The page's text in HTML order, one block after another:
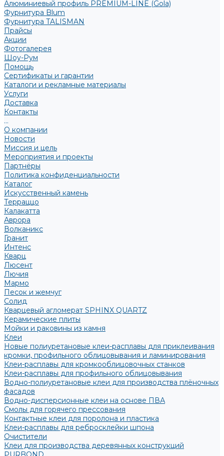
Алюминиевый профиль PREMIUM-LINE (Gola)
Фурнитура Blum
Фурнитура TALISMAN
Прайсы
Акции
Фотогалерея
Шоу-Рум
Помощь
Сертификаты и гарантии
Каталоги и рекламные материалы
Услуги
Доставка
Контакты
...
О компании
Новости
Миссия и цель
Мероприятия и проекты
Партнёры
Политика конфиденциальности
Каталог
Искусственный камень
Терраццо
Калакатта
Аврора
Волканикс
Гранит
Интенс
Кварц
Люсент
Лючия
Мармо
Песок и жемчуг
Солид
Кварцевый агломерат SPHINX QUARTZ
Керамические плиты
Мойки и раковины из камня
Клеи
Новые полиуретановые клеи-расплавы для приклеивания
кромки, профильного облицовывания и ламинирования
Клеи-расплавы для кромкооблицовочных станков
Клеи-расплавы для профильного облицовывания
Водно-полиуретановые клеи для производства плёночных
фасадов
Водно-дисперсионные клеи на основе ПВА
Смолы для горячего прессования
Контактные клеи для поролона и пластика
Клеи-расплавы для ребросклейки шпона
Очистители
Клеи для производства деревянных конструкций